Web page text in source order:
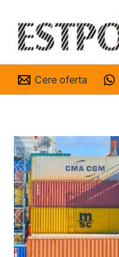
content
Cere oferta